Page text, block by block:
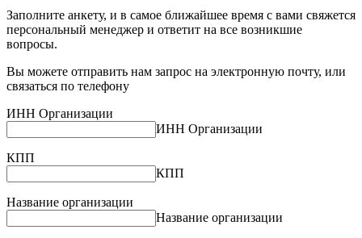
Заполните анкету, и в самое ближайшее время с вами свяжется
персональный менеджер и ответит на все возникшие
вопросы.
Вы можете отправить нам запрос на электронную почту, или
связаться по телефону
ИНН Организации
ИНН Организации
КПП
КПП
Название организации
Название организации